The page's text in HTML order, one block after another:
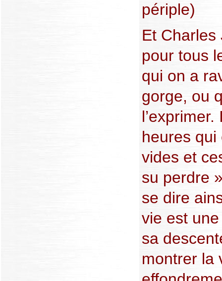
périple)
Et Charles
pour tous
qui on a
gorge, ou
heures qui
vides et
su perdre
se dire
vie est
sa
montrer la